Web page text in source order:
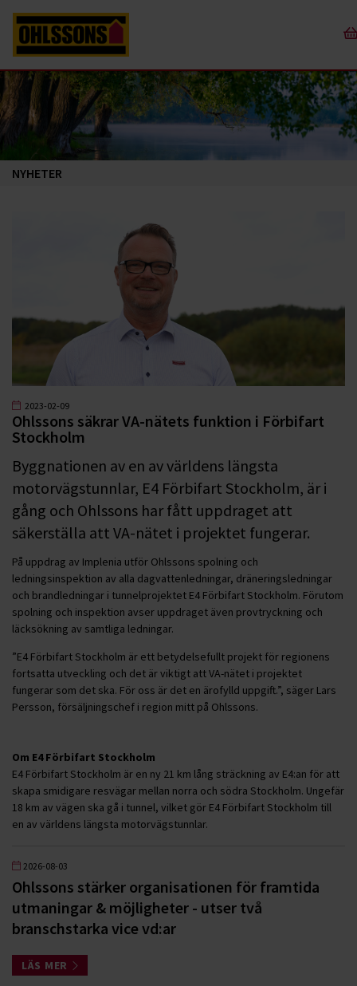
NYHETER
2023-02-09
Ohlssons säkrar VA-nätets funktion i Förbifart
Stockholm
Byggnationen av en av världens längsta
motorvägstunnlar, E4 Förbifart Stockholm, är i
gång och Ohlssons har fått uppdraget att
säkerställa att VA-nätet i projektet fungerar.
På uppdrag av Implenia utför Ohlssons spolning och
ledningsinspektion av alla dagvattenledningar, dräneringsledningar
och brandledningar i tunnelprojektet E4 Förbifart Stockholm. Förutom
spolning och inspektion avser uppdraget även provtryckning och
läcksökning av samtliga ledningar.
”E4 Förbifart Stockholm är ett betydelsefullt projekt för regionens
fortsatta utveckling och det är viktigt att VA-nätet i projektet
fungerar som det ska. För oss är det en ärofylld uppgift.”, säger Lars
Persson, försäljningschef i region mitt på Ohlssons.
Om E4 Förbifart Stockholm
E4 Förbifart Stockholm är en ny 21 km lång sträckning av E4:an för att
skapa smidigare resvägar mellan norra och södra Stockholm. Ungefär
18 km av vägen ska gå i tunnel, vilket gör E4 Förbifart Stockholm till
en av världens längsta motorvägstunnlar.
2026-08-03
Ohlssons stärker organisationen för framtida
utmaningar & möjligheter - utser två
branschstarka vice vd:ar
LÄS MER